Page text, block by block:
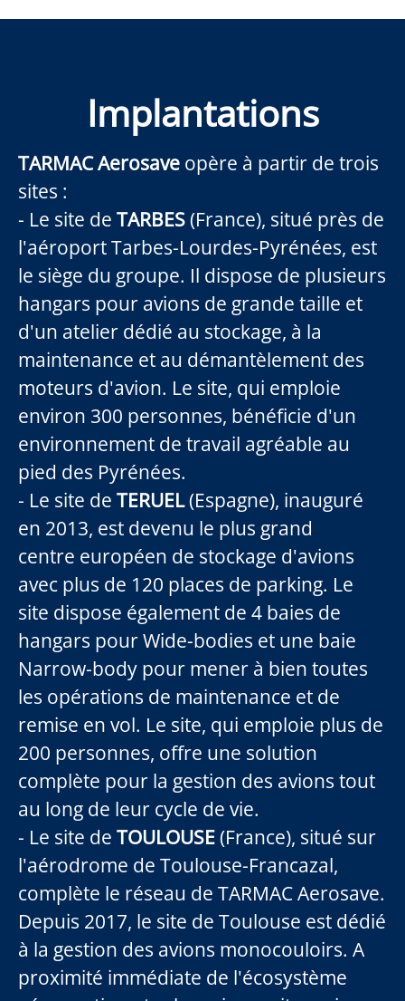
Implantations
TARMAC Aerosave opère à partir de trois
sites :
- Le site de TARBES(France), situé près de
l'aéroport Tarbes-Lourdes-Pyrénées, est
le siège du groupe. Il dispose de plusieurs
hangars pour avions de grande taille et
d'un atelier dédié au stockage, à la
maintenance et au démantèlement des
moteurs d'avion. Le site, qui emploie
environ 300 personnes, bénéficie d'un
environnement de travail agréable au
pied des Pyrénées.
- Le site de TERUEL(Espagne), inauguré
en 2013, est devenu le plus grand
centre européen de stockage d'avions
avec plus de 120 places de parking. Le
site dispose également de 4 baies de
hangars pour Wide-bodies et une baie
Narrow-body pour mener à bien toutes
les opérations de maintenance et de
remise en vol. Le site, qui emploie plus de
200 personnes, offre une solution
complète pour la gestion des avions tout
au long de leur cycle de vie.
- Le site de TOULOUSE(France), situé sur
l'aérodrome de Toulouse-Francazal,
complète le réseau de TARMAC Aerosave.
Depuis 2017, le site de Toulouse est dédié
à la gestion des avions monocouloirs. A
proximité immédiate de l'écosystème